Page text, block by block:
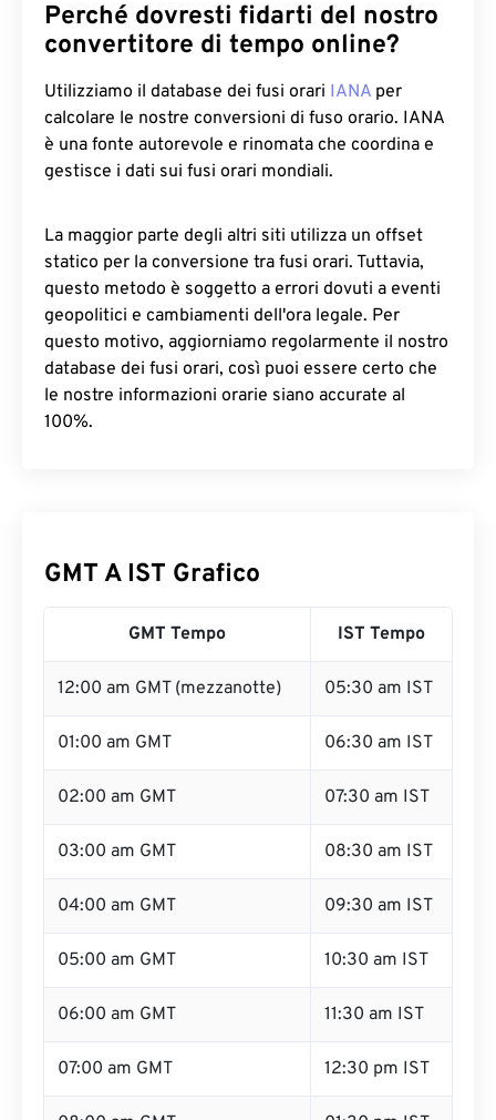
Perché dovresti fidarti del nostro
convertitore di tempo online?
Utilizziamo il database dei fusi orari IANA per
calcolare le nostre conversioni di fuso orario. IANA
è una fonte autorevole e rinomata che coordina e
gestisce i dati sui fusi orari mondiali.
La maggior parte degli altri siti utilizza un offset
statico per la conversione tra fusi orari. Tuttavia,
questo metodo è soggetto a errori dovuti a eventi
geopolitici e cambiamenti dell'ora legale. Per
questo motivo, aggiorniamo regolarmente il nostro
database dei fusi orari, così puoi essere certo che
le nostre informazioni orarie siano accurate al
100%.
GMT A IST Grafico
GMT Tempo IST Tempo
12:00 am GMT (mezzanotte) 05:30 am IST
01:00 am GMT 06:30 am IST
02:00 am GMT 07:30 am IST
03:00 am GMT 08:30 am IST
04:00 am GMT 09:30 am IST
05:00 am GMT 10:30 am IST
06:00 am GMT 11:30 am IST
07:00 am GMT 12:30 pm IST